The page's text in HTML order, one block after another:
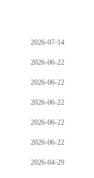
2026-07-14
2026-06-22
2026-06-22
2026-06-22
2026-06-22
2026-06-22
2026-04-29